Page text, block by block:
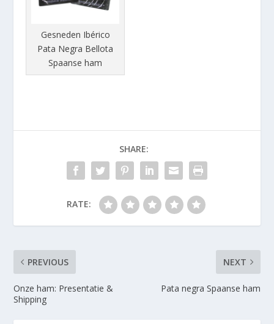
Gesneden Ibérico
Pata Negra Bellota
Spaanse ham
SHARE:
RATE:
PREVIOUS
Onze ham: Presentatie &
Shipping
NEXT
Pata negra Spaanse ham